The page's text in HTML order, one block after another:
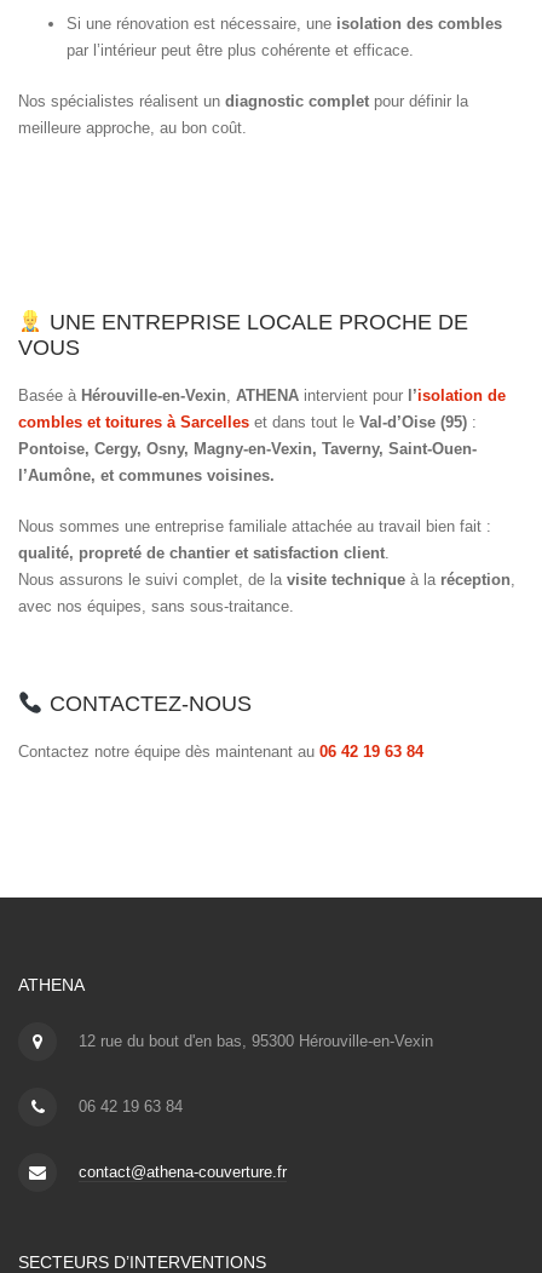
Si une rénovation est nécessaire, une isolation des combles
par l’intérieur peut être plus cohérente et efficace.
Nos spécialistes réalisent un diagnostic complet pour définir la
meilleure approche, au bon coût.
UNE ENTREPRISE LOCALE PROCHE DE
VOUS
Basée à Hérouville-en-Vexin, ATHENA intervient pour l’isolation de
combles et toitures à Sarcelles et dans tout le Val-d’Oise (95) :
Pontoise, Cergy, Osny, Magny-en-Vexin, Taverny, Saint-Ouen-
l’Aumône, et communes voisines.
Nous sommes une entreprise familiale attachée au travail bien fait :
qualité, propreté de chantier et satisfaction client
Nous assurons le suivi complet, de la visite technique à la réception
avec nos équipes, sans sous-traitance.
CONTACTEZ-NOUS
Contactez notre équipe dès maintenant au 06 42 19 63 84
ATHENA
12 rue du bout d'en bas, 95300 Hérouville-en-Vexin
06 42 19 63 84
contact@athena-couverture.fr
SECTEURS D’INTERVENTIONS